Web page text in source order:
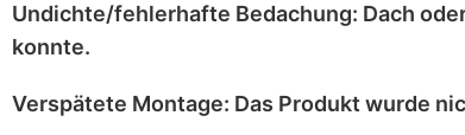
Undichte/fehlerhafte Bedachung: Dach
konnte.
Verspätete Montage: Das Produkt wurde